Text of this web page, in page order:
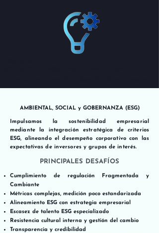
AMBIENTAL, SOCIAL y GOBERNANZA (ESG)
Impulsamos la sostenibilidad empresarial
mediante la integración estratégica de criterios
ESG, alineando el desempeño corporativo con las
expectativas de inversores y grupos de interés.
PRINCIPALES DESAFÍOS
Cumplimiento de regulación Fragmentada y
Cambiante
Métricas complejas, medición poco estandarizada
Alineamiento ESG con estrategia empresarial
Escasez de talento ESG especializado
Resistencia cultural interna y gestión del cambio
Transparencia y credibilidad